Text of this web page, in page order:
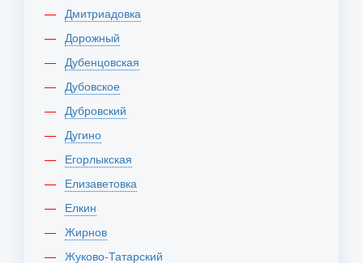
Дмитриадовка
Дорожный
Дубенцовская
Дубовское
Дубровский
Дугино
Егорлыкская
Елизаветовка
Елкин
Жирнов
Жуково-Татарский